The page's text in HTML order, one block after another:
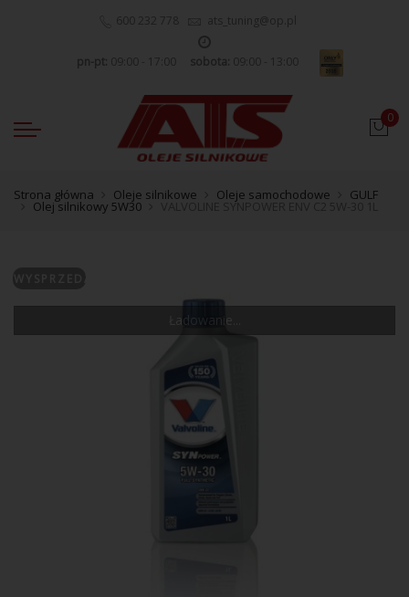
600 232 778 ats_tuning@op.pl
pn-pt: 09:00 - 17:00 sobota: 09:00 - 13:00
0
Strona główna Oleje silnikowe Oleje samochodowe GULF
Olej silnikowy 5W30 VALVOLINE SYNPOWER ENV C2 5W-30 1L
Ładowanie...